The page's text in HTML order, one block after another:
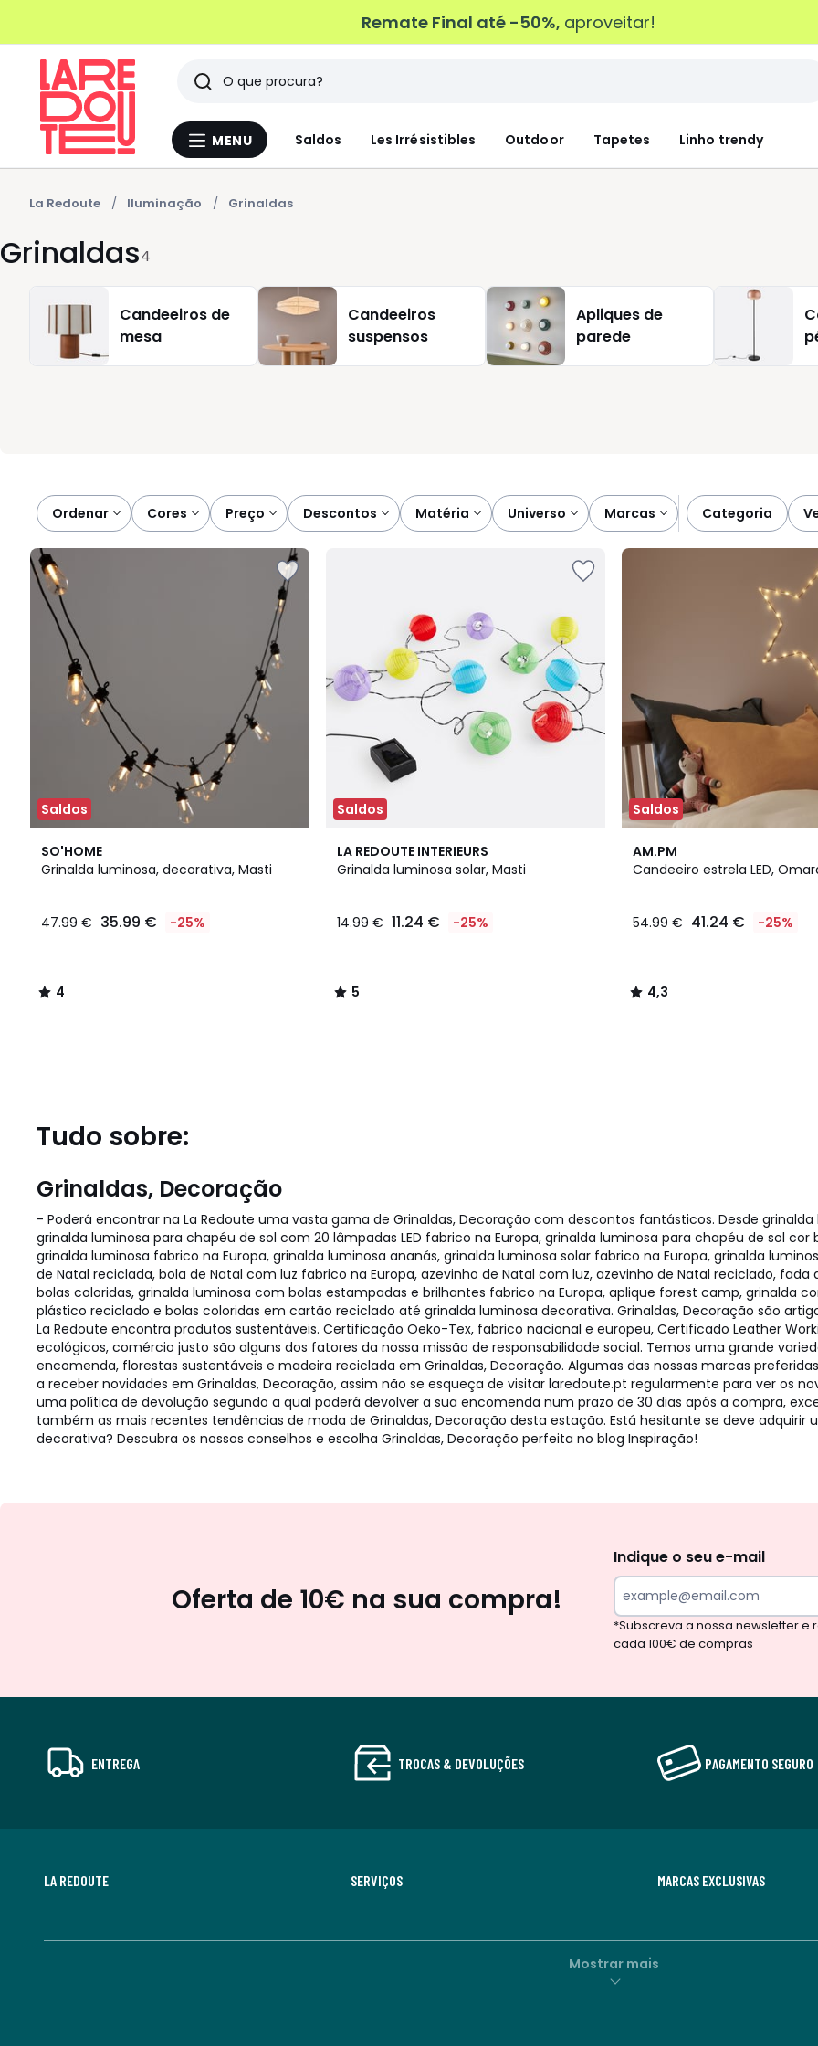
Remate Final até -50%, aproveitar!
Menu
MENU Saldos Les Irrésistibles Outdoor Tapetes Linho trendy
Pesquisar
Últimos
artigos
vistos
La Redoute Iluminação Grinaldas
Grinaldas4
Candeeiros de
mesa
Candeeiros
suspensos
Apliques de
parede
Ordenar
cores preço descontos matéria universo marcas categoria
Saldos
SO'HOME
Grinalda luminosa, decorativa, Masti
€
47.99
47.99 € 35.99 € -25%
4
/
4
/
Saldos
LA REDOUTE INTERIEURS
Grinalda luminosa solar, Masti
14.99 € 11.24 € -25%
5
/
5
/
Saldos
AM.PM
Candeeiro estrela LED,
54.99 € 41.24 € -25%
4,3
/ 5
4,3
/
Tudo sobre:
Grinaldas, Decoração
- Poderá encontrar na La Redoute uma vasta gama de Grinaldas, Decoração com descontos fantásticos. Desde
grinalda luminosa para chapéu de sol com 20 lâmpadas LED fabrico na Europa, grinalda luminosa para chapéu de sol
grinalda luminosa fabrico na Europa, grinalda luminosa ananás, grinalda luminosa solar fabrico na Europa, grinalda
de Natal reciclada, bola de Natal com luz fabrico na Europa, azevinho de Natal com luz, azevinho de Natal reciclado,
bolas coloridas, grinalda luminosa com bolas estampadas e brilhantes fabrico na Europa, aplique forest camp, grinalda
plástico reciclado e bolas coloridas em cartão reciclado até grinalda luminosa decorativa. Grinaldas, Decoração são
La Redoute encontra produtos sustentáveis. Certificação Oeko-Tex, fabrico nacional e europeu, Certificado Leather
ecológicos, comércio justo são alguns dos fatores da nossa missão de responsabilidade social. Temos uma grande
encomenda, florestas sustentáveis e madeira reciclada em Grinaldas, Decoração. Algumas das nossas marcas
a receber novidades em Grinaldas, Decoração, assim não se esqueça de visitar laredoute.pt regularmente para ver os
uma política de devolução segundo a qual poderá devolver a sua encomenda num prazo de 30 dias após a compra,
também as mais recentes tendências de moda de Grinaldas, Decoração desta estação. Está hesitante se deve adquirir
decorativa? Descubra os nossos conselhos e escolha Grinaldas, Decoração perfeita no blog Inspiração!
Oferta de 10€ na sua compra!
Indique o seu e-mail
*Subscreva a nossa newsletter
cada 100€ de compras
ENTREGA TROCAS & DEVOLUÇÕES PAGAMENTO SEGURO
LA REDOUTE SERVIÇOS MARCAS EXCLUSIVAS
Mostrar mais